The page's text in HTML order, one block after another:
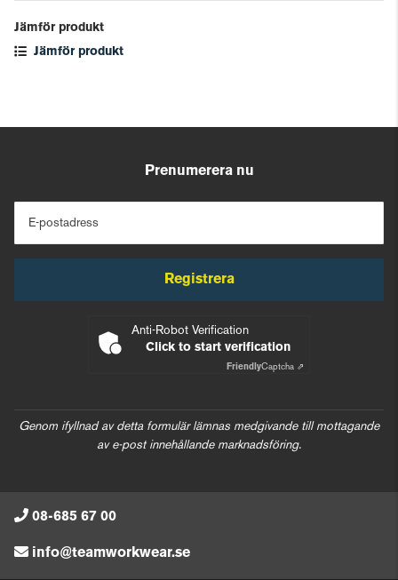
Jämför produkt
Jämför produkt
Prenumerera nu
E-postadress
Registrera
Anti-Robot Verification
Click to start verification
FriendlyCaptcha ⇗
Genom ifyllnad av detta formulär lämnas medgivande till mottagande
av e-post innehållande marknadsföring.
08-685 67 00
info@teamworkwear.se